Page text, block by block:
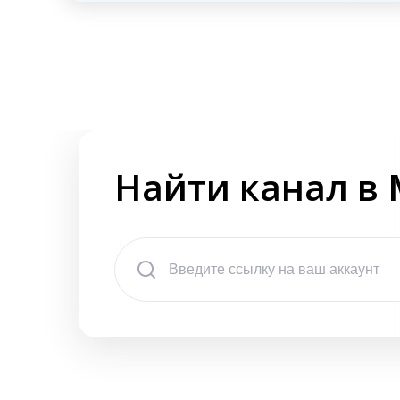
Найти канал в